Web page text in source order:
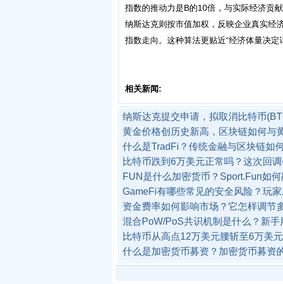
指数的推动力是B的10倍，与实际经济贡献
纳斯达克则按市值加权，反映企业真实经
指数走向。这种算法更贴近“经济体量决定
相关新闻:
纳斯达克提交申请，拟取消比特币
黄金价格创历史新高，区块链如何与
什么是TradFi？传统金融与区块链如
比特币跌到6万美元正常吗？这次回
FUN是什么加密货币？Sport.Fun如
GameFi有哪些常见的安全风险？玩
资金费率如何影响市场？它怎样调节
混合PoW/PoS共识机制是什么？新手
比特币从高点12万美元腰斩至6万美
什么是加密货币募资？加密货币募资